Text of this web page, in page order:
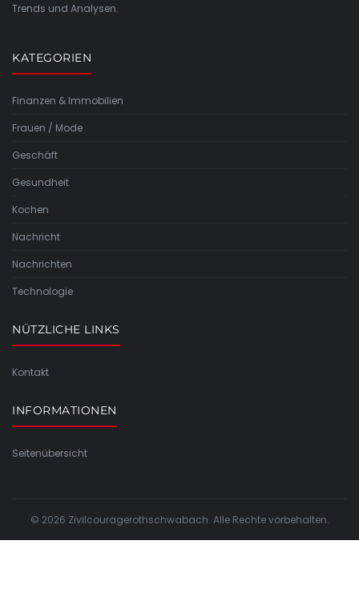
Trends und Analysen.
KATEGORIEN
Finanzen & Immobilien
Frauen / Mode
Geschäft
Gesundheit
Kochen
Nachricht
Nachrichten
Technologie
NÜTZLICHE LINKS
Kontakt
INFORMATIONEN
Seitenübersicht
© 2026 Zivilcouragerothschwabach. Alle Rechte vorbehalten.